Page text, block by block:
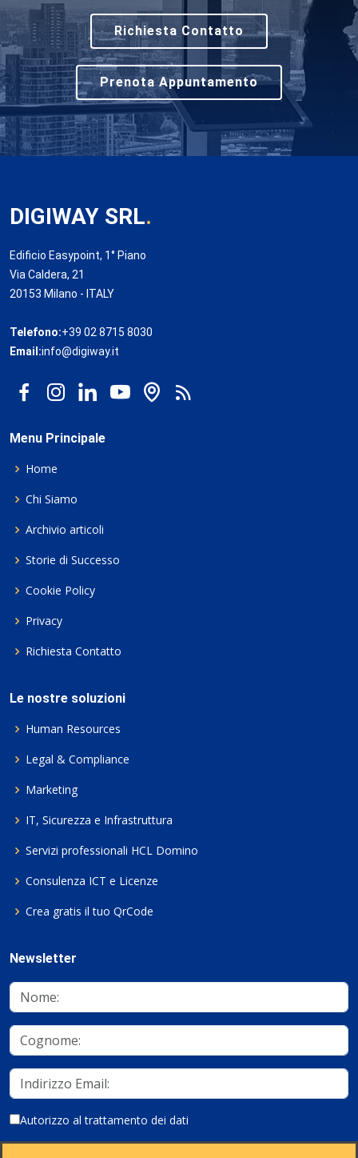
Richiesta Contatto
Prenota Appuntamento
DIGIWAY SRL.
Edificio Easypoint, 1° Piano
Via Caldera, 21
20153 Milano - ITALY
Telefono:+39 02 8715 8030
Email:info@digiway.it
Menu Principale
Home
Chi Siamo
Archivio articoli
Storie di Successo
Cookie Policy
Privacy
Richiesta Contatto
Le nostre soluzioni
Human Resources
Legal & Compliance
Marketing
IT, Sicurezza e Infrastruttura
Servizi professionali HCL Domino
Consulenza ICT e Licenze
Crea gratis il tuo QrCode
Newsletter
Autorizzo al trattamento dei dati